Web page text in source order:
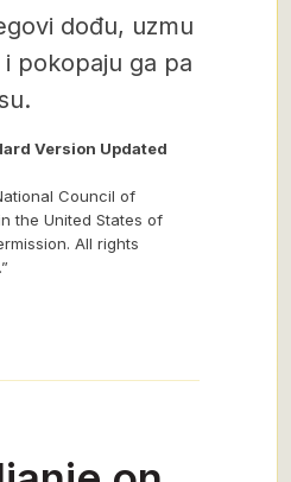
dođu, uzmu
pokopaju ga pa
Version Updated
Council of
the United States of
All rights